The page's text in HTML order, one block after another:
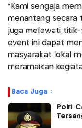
"Kami sengaja
menantang secara
juga melewati titik-
event ini dapat
masyarakat lokal
meramaikan
Baca Juga :
Polri